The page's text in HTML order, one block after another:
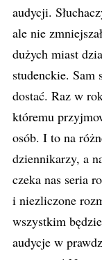
audycji.
ale nie
dużych miast
studenckie. Sam
dostać. Raz w
któremu
osób. I to na
dziennikarzy, a
czeka nas seria
i niezliczone
wszystkim
audycje w